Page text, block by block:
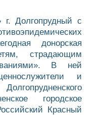
Долгопрудный с
донорская
страдающим
В ней
и
городское
Красный